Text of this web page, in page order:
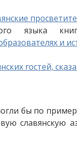
языка
и
гостей,
бы по
славянскую